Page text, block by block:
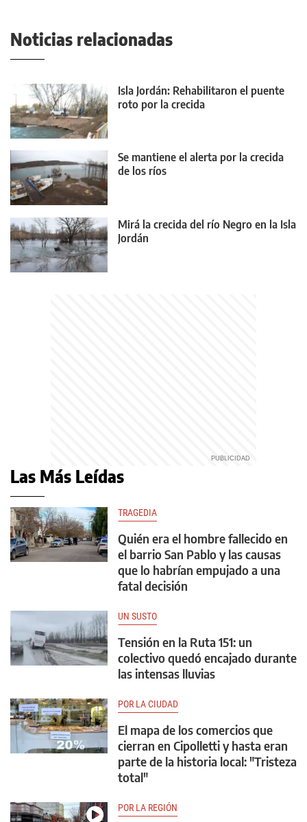
Noticias relacionadas
Isla Jordán: Rehabilitaron el puente
roto por la crecida
Se mantiene el alerta por la crecida
de los ríos
Mirá la crecida del río Negro en la Isla
Jordán
Las Más Leídas
TRAGEDIA
Quién era el hombre fallecido en
el barrio San Pablo y las causas
que lo habrían empujado a una
fatal decisión
UN SUSTO
Tensión en la Ruta 151: un
colectivo quedó encajado durante
las intensas lluvias
POR LA CIUDAD
El mapa de los comercios que
cierran en Cipolletti y hasta eran
parte de la historia local: "Tristeza
total"
POR LA REGIÓN